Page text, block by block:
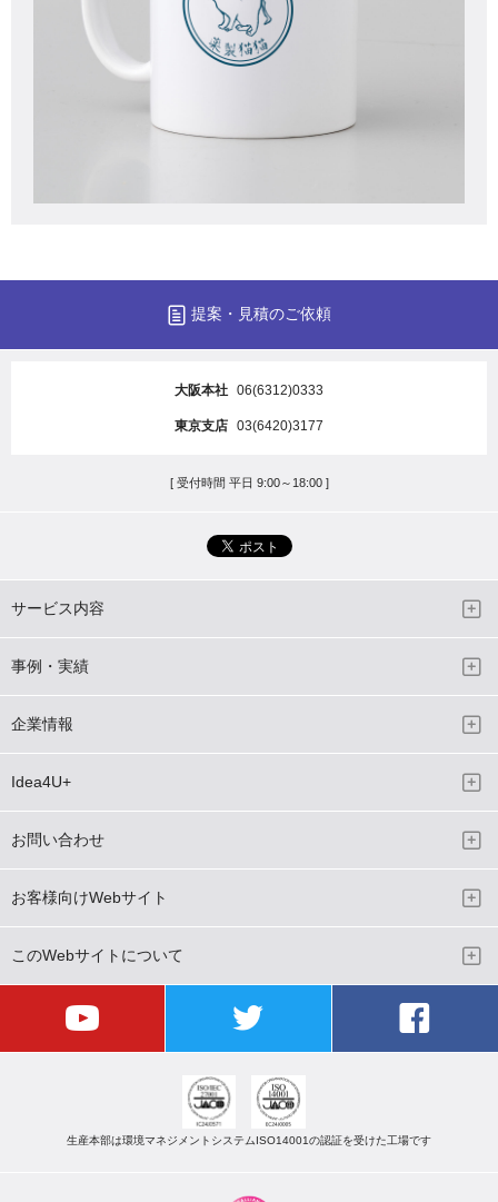
提案・見積のご依頼
大阪本社 06(6312)0333
東京支店 03(6420)3177
[ 受付時間 平日 9:00～18:00 ]
サービス内容
事例・実績
企業情報
Idea4U+
お問い合わせ
お客様向けWebサイト
このWebサイトについて
生産本部は環境マネジメントシステムISO14001の認証を受けた工場です